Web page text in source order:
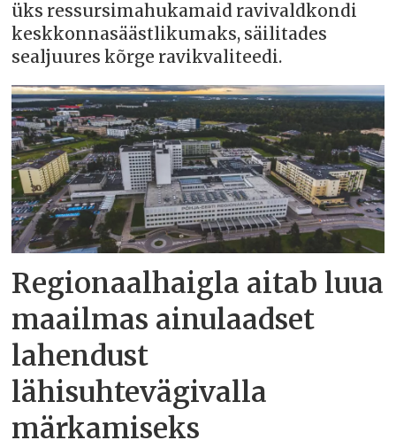
üks ressursimahukamaid ravivaldkondi
keskkonnasäästlikumaks, säilitades
sealjuures kõrge ravikvaliteedi.
Regionaalhaigla aitab luua
maailmas ainulaadset
lahendust
lähisuhtevägivalla
märkamiseks